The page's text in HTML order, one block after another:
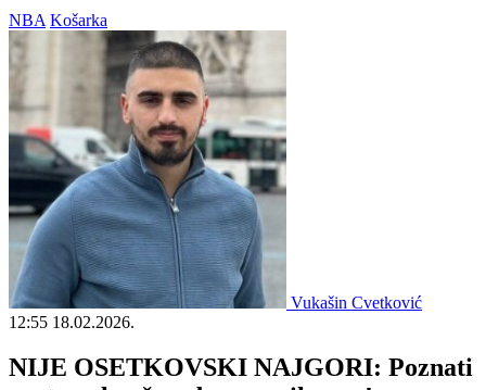
NBA Košarka
Vukašin Cvetković
12:55 18.02.2026.
NIJE OSETKOVSKI NAJGORI: Poznati